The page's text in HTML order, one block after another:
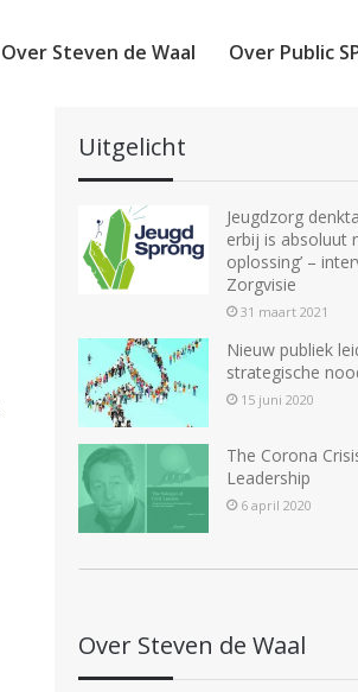
Over Steven de Waal Over Public
Uitgelicht
Jeugdzorg
erbij is absoluut
oplossing’ –
Zorgvisie
31 maart 2021
Nieuw publiek
strategische
15 juni 2020
The Corona
Leadership
6 april 2020
Over Steven de Waal